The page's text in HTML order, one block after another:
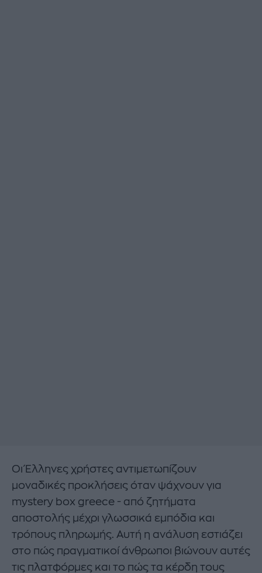
Οι Έλληνες χρήστες αντιμετωπίζουν
μοναδικές προκλήσεις όταν ψάχνουν για
mystery box greece - από ζητήματα
αποστολής μέχρι γλωσσικά εμπόδια και
τρόπους πληρωμής. Αυτή η ανάλυση εστιάζει
στο πώς πραγματικοί άνθρωποι βιώνουν αυτές
τις πλατφόρμες και το πώς τα κέρδη τους